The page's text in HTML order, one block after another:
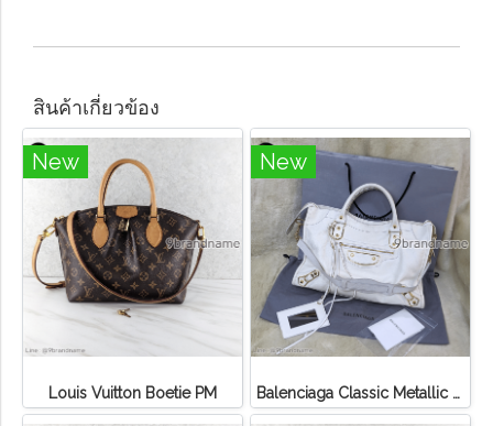
สินค้าเกี่ยวข้อง
New
Louis Vuitton Boetie PM
New
Balenciaga Classic Metallic Edge City Bag